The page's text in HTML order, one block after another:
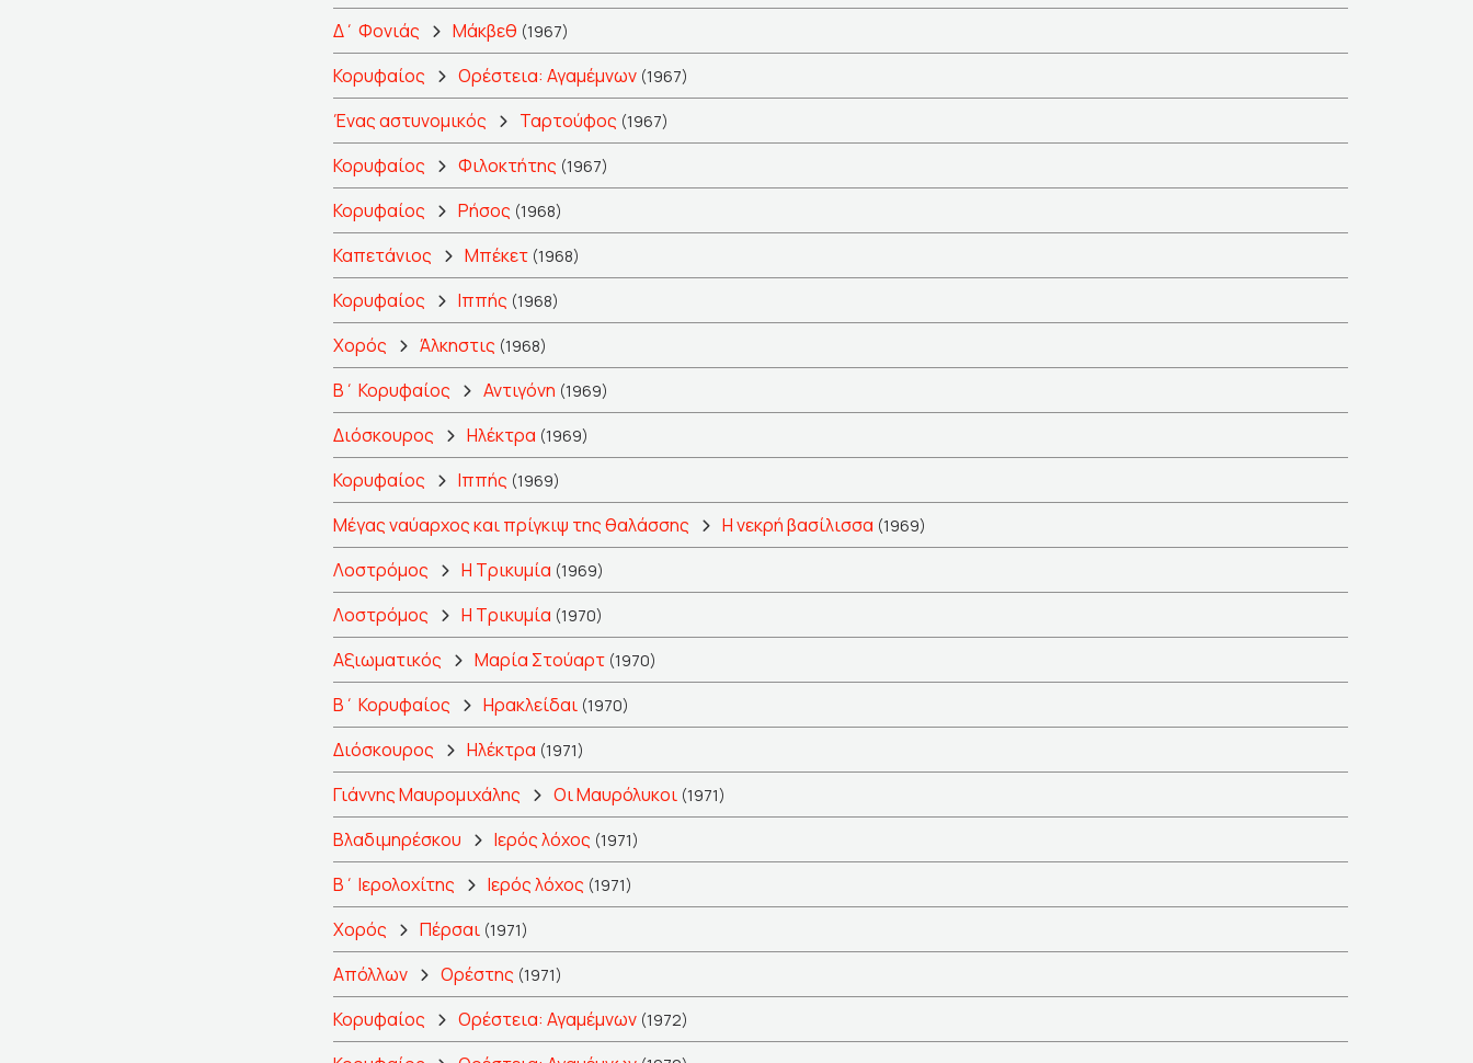
Δ΄ Φονιάς Μάκβεθ (1967)
Κορυφαίος Ορέστεια: Αγαμέμνων (1967)
Ένας αστυνομικός Ταρτούφος (1967)
Κορυφαίος Φιλοκτήτης (1967)
Κορυφαίος Ρήσος (1968)
Καπετάνιος Μπέκετ (1968)
Κορυφαίος Ιππής (1968)
Χορός Άλκηστις (1968)
Β΄ Κορυφαίος Αντιγόνη (1969)
Διόσκουρος Ηλέκτρα (1969)
Κορυφαίος Ιππής (1969)
Μέγας ναύαρχος και πρίγκιψ της θαλάσσης Η νεκρή βασίλισσα (1969)
Λοστρόμος Η Τρικυμία (1969)
Λοστρόμος Η Τρικυμία (1970)
Αξιωματικός Μαρία Στούαρτ (1970)
Β΄ Κορυφαίος Ηρακλείδαι (1970)
Διόσκουρος Ηλέκτρα (1971)
Γιάννης Μαυρομιχάλης Οι Μαυρόλυκοι (1971)
Βλαδιμηρέσκου Ιερός λόχος (1971)
Β΄ Ιερολοχίτης Ιερός λόχος (1971)
Χορός Πέρσαι (1971)
Απόλλων Ορέστης (1971)
Κορυφαίος Ορέστεια: Αγαμέμνων (1972)